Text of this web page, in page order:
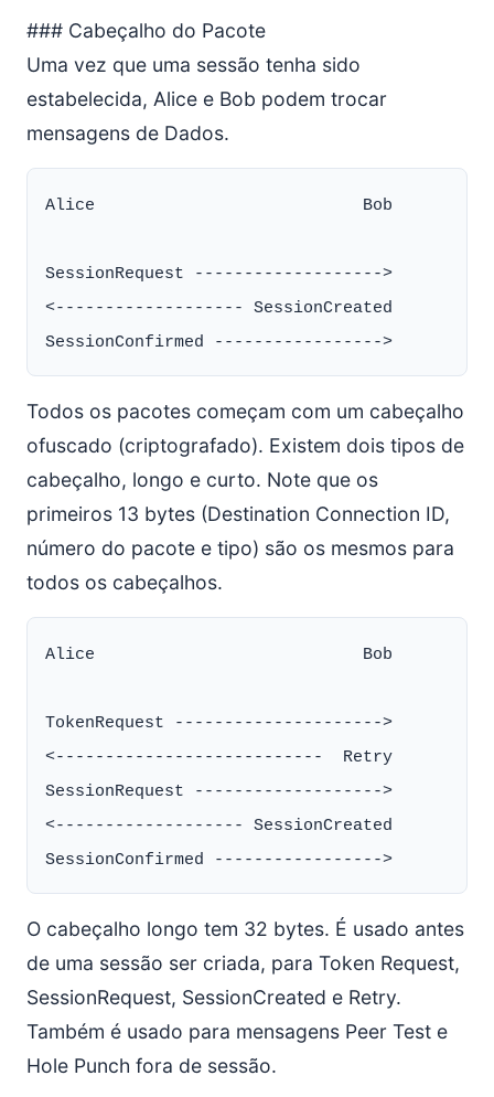
### Cabeçalho do Pacote
Uma vez que uma sessão tenha sido
estabelecida, Alice e Bob podem trocar
mensagens de Dados.
Alice                           Bob
SessionRequest ------------------->
<------------------- SessionCreated
Todos os pacotes começam com um cabeçalho
ofuscado (criptografado). Existem dois tipos de
cabeçalho, longo e curto. Note que os
primeiros 13 bytes (Destination Connection ID,
número do pacote e tipo) são os mesmos para
todos os cabeçalhos.
Alice                           Bob
TokenRequest --------------------->
<---------------------------  Retry
SessionRequest ------------------->
<------------------- SessionCreated
O cabeçalho longo tem 32 bytes. É usado antes
de uma sessão ser criada, para Token Request,
SessionRequest, SessionCreated e Retry.
Também é usado para mensagens Peer Test e
Hole Punch fora de sessão.